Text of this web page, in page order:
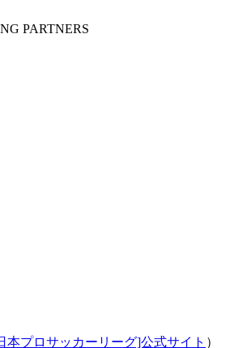
PARTNERS
本プロサッカーリーグ]公式サイト ）